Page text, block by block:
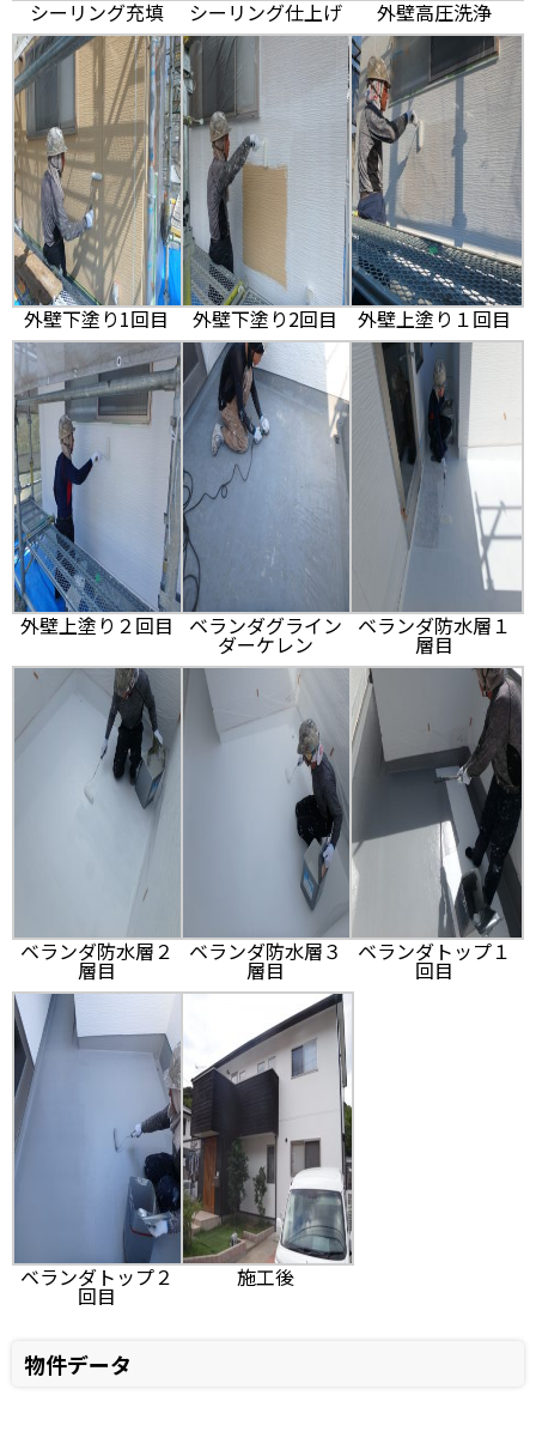
シーリング充填 シーリング仕上げ 外壁高圧洗浄
外壁下塗り1回目 外壁下塗り2回目 外壁上塗り１回目
外壁上塗り２回目 ベランダグライン
ダーケレン
ベランダ防水層１
層目
ベランダ防水層２
層目
ベランダ防水層３
層目
ベランダトップ１
回目
ベランダトップ２
回目
施工後
物件データ